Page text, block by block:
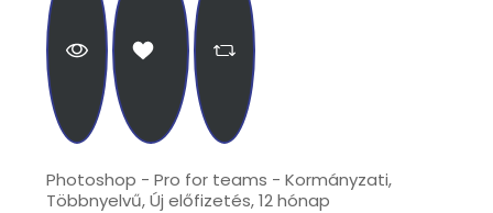
Photoshop - Pro for teams - Kormányzati,
Többnyelvű, Új előfizetés, 12 hónap